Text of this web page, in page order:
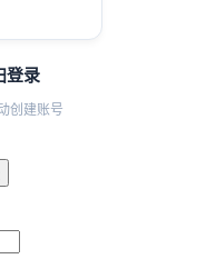
登录
创建账号